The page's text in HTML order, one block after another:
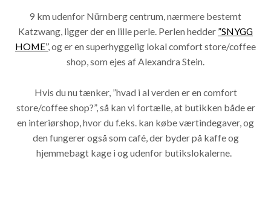
9 km udenfor Nürnberg centrum, nærmere bestemt
Katzwang, ligger der en lille perle. Perlen hedder ”SNYGG
HOME”, og er en superhyggelig lokal comfort store/coffee
shop, som ejes af Alexandra Stein.
Hvis du nu tænker, ”hvad i al verden er en comfort
store/coffee shop?”, så kan vi fortælle, at butikken både er
en interiørshop, hvor du f.eks. kan købe værtindegaver, og
den fungerer også som café, der byder på kaffe og
hjemmebagt kage i og udenfor butikslokalerne.